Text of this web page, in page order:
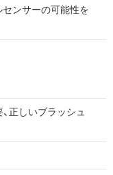
センサーの可能性を
、正しいブラッシュ